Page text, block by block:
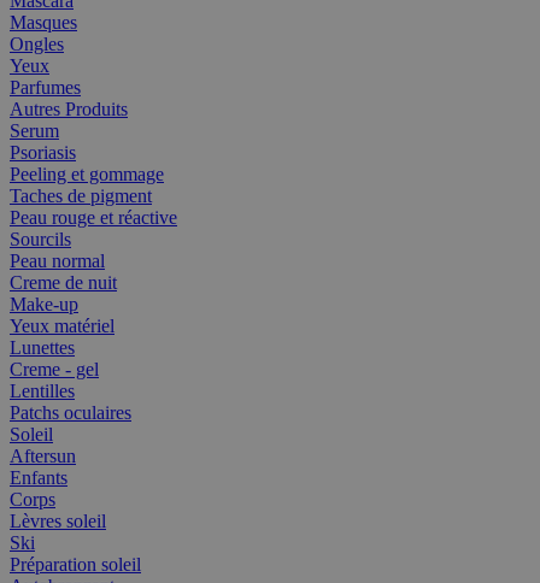
Masques
Ongles
Yeux
Parfumes
Autres Produits
Serum
Psoriasis
Peeling et gommage
Taches de pigment
Peau rouge et réactive
Sourcils
Peau normal
Creme de nuit
Make-up
Yeux matériel
Lunettes
Creme - gel
Lentilles
Patchs oculaires
Soleil
Aftersun
Enfants
Corps
Lèvres soleil
Ski
Préparation soleil